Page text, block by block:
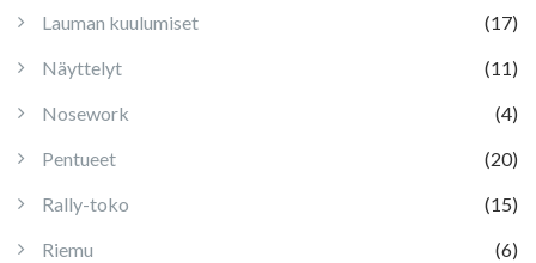
Lauman kuulumiset
(17)
Näyttelyt
(11)
Nosework
(4)
Pentueet
(20)
Rally-toko
(15)
Riemu
(6)